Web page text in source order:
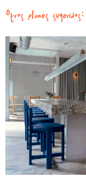
Otros planes sugeridos: